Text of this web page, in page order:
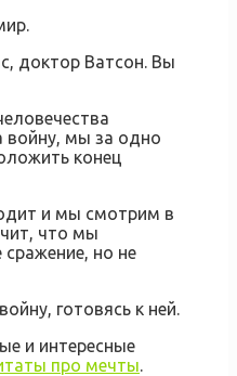
доктор Ватсон. Вы
войну, мы за одно
конец
и мы смотрим в
что мы
сражение, но не
готовясь к ней.
и интересные
про мечты.